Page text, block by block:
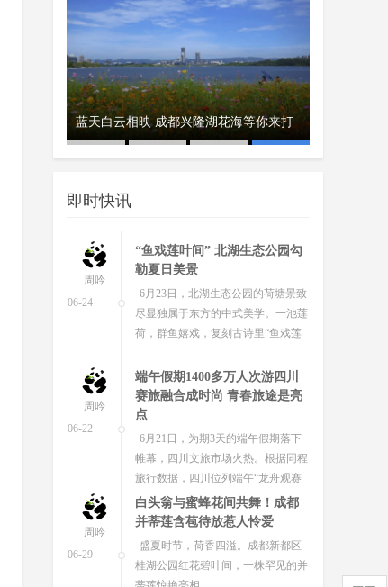
蓝天白云相映 成都兴隆湖花海等你来打
即时快讯
周吟
鲜花相伴 掌声相送 川师大毕业
礼温暖启程
6月24日，四川师范大学2026届学生
06-24
周吟
“鱼戏莲叶间” 北湖生态公园勾
勒夏日美景
6月23日，北湖生态公园的荷塘景致
尽显独属于东方的中式美学。一池莲
荷，群鱼嬉戏，复刻古诗里“鱼戏莲
06-22
周吟
端午假期1400多万人次游四川
赛旅融合成时尚 青春旅途是亮
点
6月21日，为期3天的端午假期落下
帷幕，四川文旅市场火热。根据同程
旅行数据，四川位列端午“龙舟观赛
游”热门目的地全国第二，仅次于广...
06-29
周吟
白头翁与蜜蜂花间共舞！成都
并蒂莲含苞待放惹人怜爱
盛夏时节，荷香四溢。成都新都区
桂湖公园红花碧叶间，一株罕见的并
蒂莲惊艳亮相。